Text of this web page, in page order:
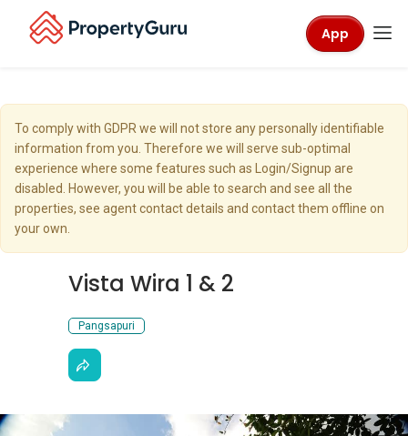
App
To comply with GDPR we will not store any personally identifiable
information from you. Therefore we will serve sub-optimal
experience where some features such as Login/Signup are
disabled. However, you will be able to search and see all the
properties, see agent contact details and contact them offline on
your own.
Vista Wira 1 & 2
Pangsapuri